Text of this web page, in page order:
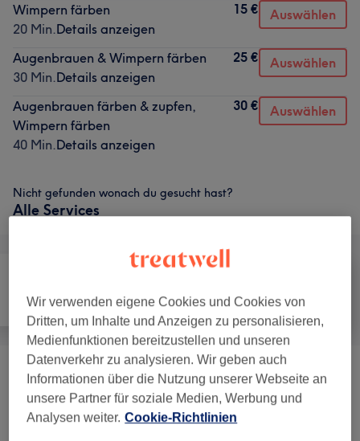
Wimpern färben
20 Min.Details anzeigen
15 € Auswählen
Augenbrauen & Wimpern färben
30 Min.Details anzeigen
25 € Auswählen
Augenbrauen färben & zupfen,
Wimpern färben
40 Min.Details anzeigen
30 € Auswählen
Nicht gefunden wonach du gesucht hast?
Alle Services
Alle Nägel Gesicht
Wimpernverlängerungen (3) ab 29 €
Augenbrauen & Wimpernbehandlungen
Wir verwenden eigene Cookies und Cookies von
Dritten, um Inhalte und Anzeigen zu personalisieren,
Medienfunktionen bereitzustellen und unseren
Datenverkehr zu analysieren. Wir geben auch
Informationen über die Nutzung unserer Webseite an
unsere Partner für soziale Medien, Werbung und
Analysen weiter. Cookie-Richtlinien